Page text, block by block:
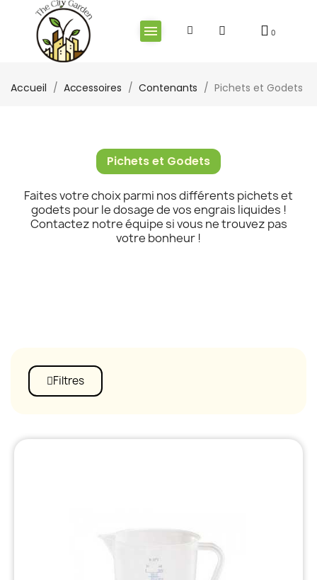
Accueil Accessoires Contenants Pichets et Godets
Pichets et Godets
Faites votre choix parmi nos différents pichets et
godets pour le dosage de vos engrais liquides !
Contactez notre équipe si vous ne trouvez pas
votre bonheur !
Filtres